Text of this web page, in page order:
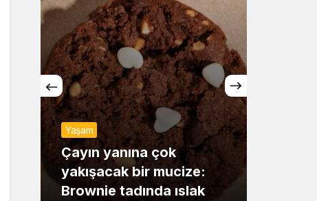
Gündüz Modu
Gündüz modunu seçin.
Gece Modu
Gece modunu seçin.
Sistem Modu
Sistem modunu seçin.
Yaşam
Çayın yanına çok
yakışacak bir mucize:
Brownie tadında ıslak